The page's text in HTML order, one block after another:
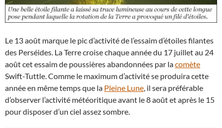
Le 13 août marque le pic d’activité de l’essaim d’étoiles filantes
des Perséides. La Terre croise chaque année du 17 juillet au 24
août cet essaim de poussières abandonnées par lacomète
Swift-Tuttle. Comme le maximum d’activité se produira cette
année en même temps que la Pleine Lune , il sera préférable
d’observer l’activité météoritique avant le 8 août et après le 15
pour disposer d’un ciel assez sombre.